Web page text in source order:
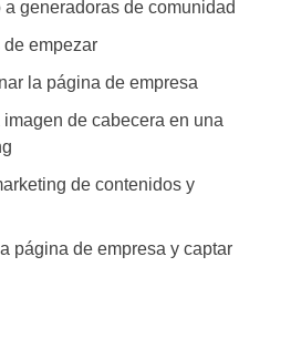
generadoras de comunidad
empezar
la página de empresa
de cabecera en una
de contenidos y
página de empresa y captar